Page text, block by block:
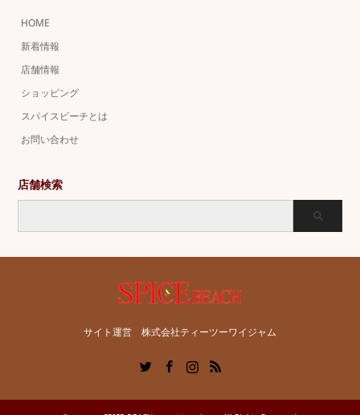
HOME
新着情報
店舗情報
ショッピング
スパイスビーチとは
お問い合わせ
店舗検索
サイト運営 株式会社ティーツーワイジャム
RSS